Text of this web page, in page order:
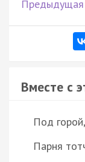
Предыдущая
Вместе с
Под
Парня